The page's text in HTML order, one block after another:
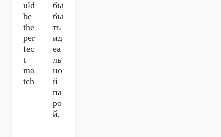
uld
be
the
per
fec
t
ma
tch
бы
бы
ть
ид
еа
ль
но
й
па
ро
й,